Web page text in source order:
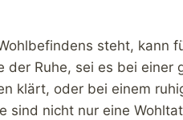
steht,
Ruhe, sei es bei
klärt, oder bei einem
nicht nur eine